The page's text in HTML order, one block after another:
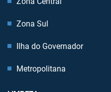
Zona Sul
Ilha do Governador
Metropolitana